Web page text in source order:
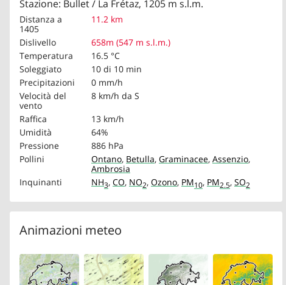
Stazione: Bullet / La Frétaz, 1205 m s.l.m.
Distanza a
1405
11.2 km
Dislivello
658m (547 m s.l.m.)
Temperatura
16.5 °C
Soleggiato
10 di 10 min
Precipitazioni
0 mm/h
Velocità del
vento
8 km/h da S
Raffica
13 km/h
Umidità
64%
Pressione
886 hPa
Pollini
Ontano, Betulla, Graminacee, Assenzio,
Ambrosia
Inquinanti
NH3, CO, NO2, Ozono, PM10, PM2.5, SO2
Animazioni meteo